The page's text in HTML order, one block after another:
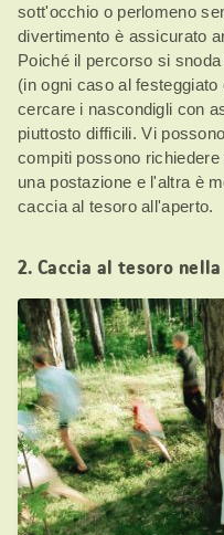
sott'occhio o perlomeno
divertimento è assicurato
Poiché il percorso si
(in ogni caso al
cercare i nascondigli con
piuttosto difficili. Vi
compiti possono
una postazione e l'altra è
caccia al tesoro all'aperto.
2. Caccia al tesoro